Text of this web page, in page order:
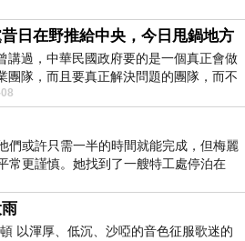
早
日在野推給中央，今日甩鍋地方
講過，中華民國政府要的是一個真正會做
團隊，而且要真正解決問題的團隊，而不
處甩鍋的雙標團隊，最近民進黨
們或許只需一半的時間就能完成，但梅麗
常更謹慎。她找到了一艘特工處停泊在
以渾厚、低沉、沙啞的音色征服歌迷的